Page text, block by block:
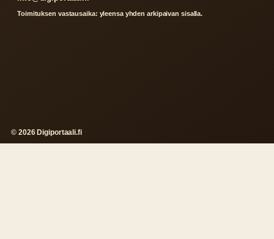
Toimituksen vastausaika: yleensa yhden arkipaivan sisalla.
© 2026 Digiportaali.fi